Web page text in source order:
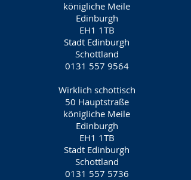
königliche Meile
Edinburgh
EH1 1TB
Stadt Edinburgh
Schottland
0131 557 9564
Wirklich schottisch
50 Hauptstraße
königliche Meile
Edinburgh
EH1 1TB
Stadt Edinburgh
Schottland
0131 557 5736